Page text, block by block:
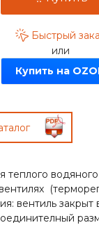
Быстрый
или
Купить на
теплого
вентиль закрыт